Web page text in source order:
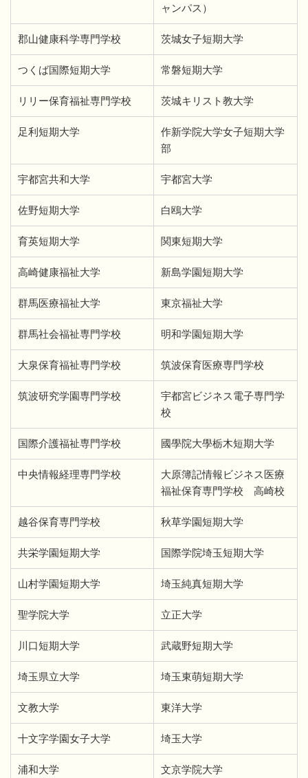
ャンパス）
郡山健康科学専門学校 茨城女子短期大学
つくば国際短期大学 常磐短期大学
リリー保育福祉専門学校 茨城キリスト教大学
足利短期大学
作新学院大学女子短期大学
部
宇都宮共和大学 宇都宮大学
佐野短期大学 白鴎大学
育英短期大学 関東短期大学
高崎健康福祉大学 新島学園短期大学
群馬医療福祉大学 東京福祉大学
群馬社会福祉専門学校 明和学園短期大学
大泉保育福祉専門学校 筑波保育医療専門学校
筑波研究学園専門学校
宇都宮ビジネス電子専門学
校
国際介護福祉専門学校 國學院大學栃木短期大学
中央情報経理専門学校
大原簿記情報ビジネス医療
福祉保育専門学校 高崎校
越谷保育専門学校 秋草学園短期大学
共栄学園短期大学 国際学院埼玉短期大学
山村学園短期大学 埼玉純真短期大学
聖学院大学 立正大学
川口短期大学 武蔵野短期大学
埼玉県立大学 埼玉東萌短期大学
文教大学 東洋大学
十文字学園女子大学 埼玉大学
浦和大学 文京学院大学